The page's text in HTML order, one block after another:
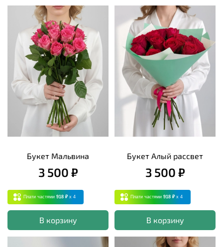
Букет Мальвина
3 500 ₽
Плати частями 918 ₽ x 4
В корзину
Букет Алый рассвет
3 500 ₽
Плати частями 918 ₽ x 4
В корзину